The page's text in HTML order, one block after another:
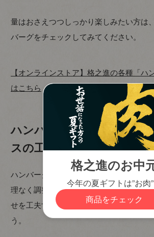
量はおさえつつしっかり楽しみたい方は
バーグをチェックしてみてください。
【オンラインストア】格之進の各種「ハ
はこちら
ハンバーグのカロリーはサ
スの工夫次第で調整できる
ハンバーグのカロリーは、サイズやソー
理なく調整できます。ダイエット中でも
せを工夫すれば、日々の食事に上手に取
う。